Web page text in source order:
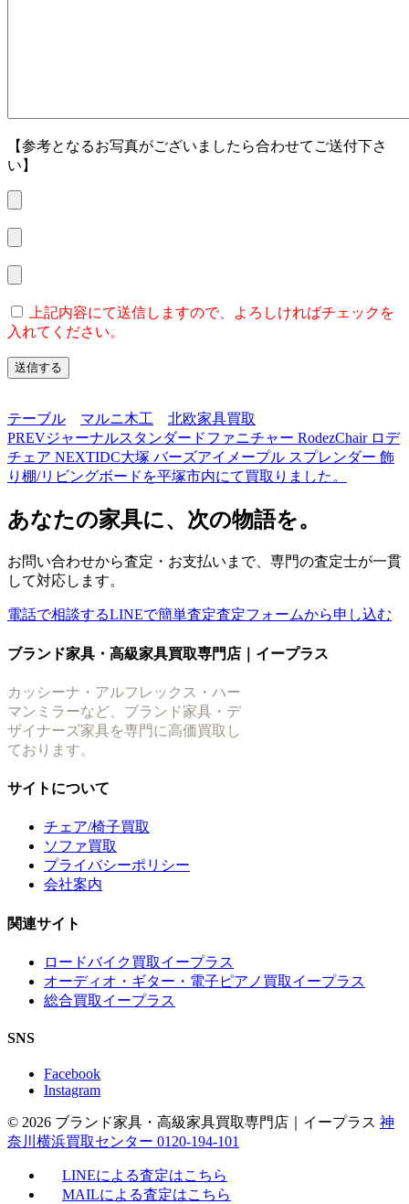
【参考となるお写真がございましたら合わせてご送付下さ
い】
上記内容にて送信しますので、よろしければチェックを
入れてください。
テーブル マルニ木工
北欧家具買取
PREVジャーナルスタンダードファニチャー RodezChair ロデ
チェア NEXTIDC大塚 バーズアイメープル スプレンダー 飾
り棚/リビングボードを平塚市内にて買取りました。
あなたの家具に、次の物語を。
お問い合わせから査定・お支払いまで、専門の査定士が一貫
して対応します。
電話で相談するLINEで簡単査定査定フォームから申し込む
ブランド家具・高級家具買取専門店｜イープラス
カッシーナ・アルフレックス・ハー
マンミラーなど、ブランド家具・デ
ザイナーズ家具を専門に高価買取し
ております。
サイトについて
チェア/椅子買取
ソファ買取
プライバシーポリシー
会社案内
関連サイト
ロードバイク買取イープラス
オーディオ・ギター・電子ピアノ買取イープラス
総合買取イープラス
SNS
Facebook
Instagram
© 2026 ブランド家具・高級家具買取専門店｜イープラス 神
奈川横浜買取センター 0120-194-101
LINEによる査定はこちら
MAILによる査定はこちら